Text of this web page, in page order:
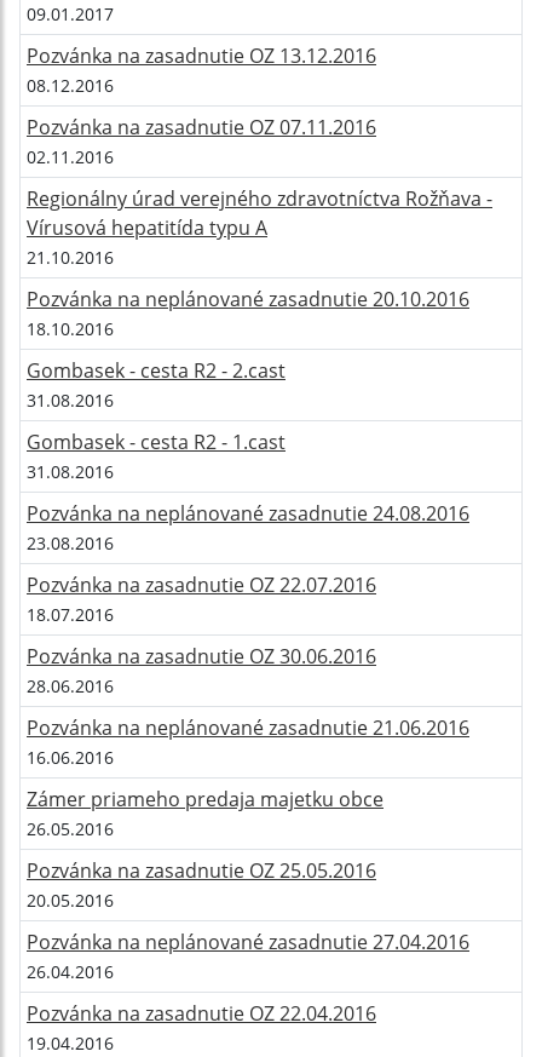
09.01.2017
Pozvánka na zasadnutie OZ 13.12.2016
08.12.2016
Pozvánka na zasadnutie OZ 07.11.2016
02.11.2016
Regionálny úrad verejného zdravotníctva Rožňava -
Vírusová hepatitída typu A
21.10.2016
Pozvánka na neplánované zasadnutie 20.10.2016
18.10.2016
Gombasek - cesta R2 - 2.cast
31.08.2016
Gombasek - cesta R2 - 1.cast
31.08.2016
Pozvánka na neplánované zasadnutie 24.08.2016
23.08.2016
Pozvánka na zasadnutie OZ 22.07.2016
18.07.2016
Pozvánka na zasadnutie OZ 30.06.2016
28.06.2016
Pozvánka na neplánované zasadnutie 21.06.2016
16.06.2016
Zámer priameho predaja majetku obce
26.05.2016
Pozvánka na zasadnutie OZ 25.05.2016
20.05.2016
Pozvánka na neplánované zasadnutie 27.04.2016
26.04.2016
Pozvánka na zasadnutie OZ 22.04.2016
19.04.2016